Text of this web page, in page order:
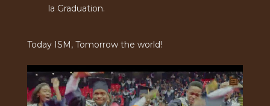
la Graduation.
Today ISM, Tomorrow the world!
Le